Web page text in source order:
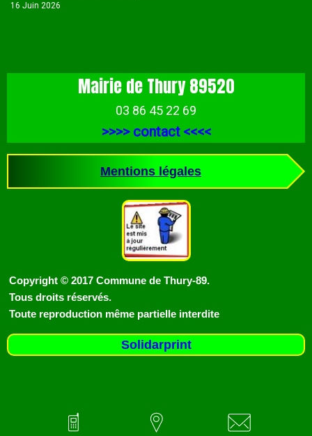
16 Juin 2026
Mairie de Thury 89520
03 86 45 22 69
>>>> contact <<<<
Mentions légales
Copyright © 2017 Commune de Thury-89.
Tous droits réservés.
Toute reproduction même partielle interdite
Solidarprint